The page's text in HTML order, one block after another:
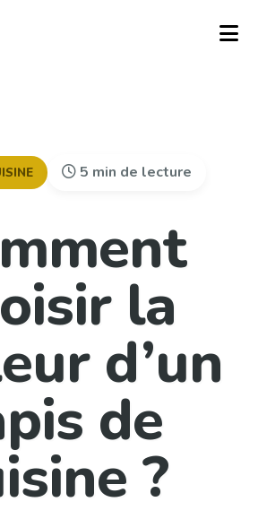
5 min de lecture
la
d’un
de
?